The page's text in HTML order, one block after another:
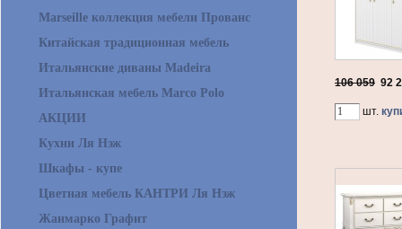
Marseille коллекция мебели Прованс
Китайская традиционная мебель
Итальянские диваны Madeira
Итальянская мебель Marco Polo
АКЦИИ
Кухни Ля Нэж
Шкафы - купе
Цветная мебель КАНТРИ Ля Нэж
Жанмарко Графит
106 059 92
шт.